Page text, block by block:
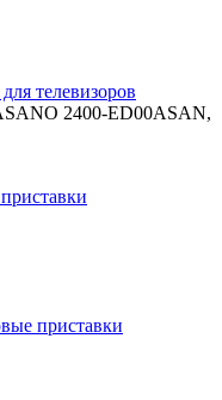
телевизоров
2400-ED00ASAN,
приставки